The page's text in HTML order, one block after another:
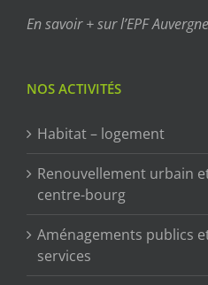
En savoir + sur l’EPF Auvergne
NOS ACTIVITÉS
Habitat – logement
Renouvellement urbain
centre-bourg
Aménagements publics
services